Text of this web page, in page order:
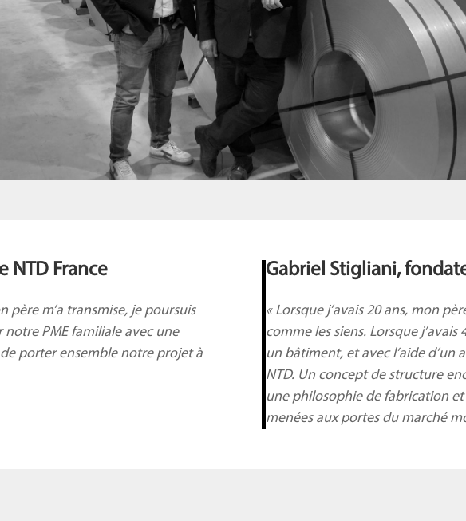
NTD France
père m’a transmise, je poursuis
notre PME familiale avec une
porter ensemble notre projet à
Gabriel Stigliani,
« Lorsque j’avais 20 ans, mon
comme les siens. Lorsque j’avais
un bâtiment, et avec l’aide d’un
NTD. Un concept de structure
une philosophie de fabrication
menées aux portes du marché